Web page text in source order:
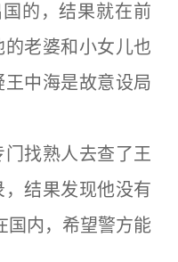
的，结果就在前
老婆和小女儿也
中海是故意设局
找熟人去查了王
结果发现他没有
国内，希望警方能